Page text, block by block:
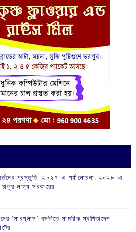
প্রস্তুতি: ২০২৭-এ পর্যালোচনা, ২০২৮-এ
লক্ষ্য সরকারের
‘সারপ্লাস’ বদলিতে সাময়িক স্থগিতাদেশ